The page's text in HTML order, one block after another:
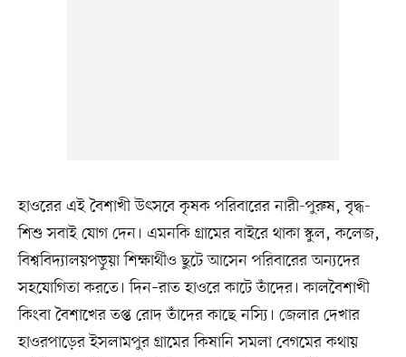
হাওরের এই বৈশাখী উৎসবে কৃষক পরিবারের নারী-পুরুষ, বৃদ্ধ-
শিশু সবাই যোগ দেন। এমনকি গ্রামের বাইরে থাকা স্কুল, কলেজ,
বিশ্ববিদ্যালয়পড়ুয়া শিক্ষার্থীও ছুটে আসেন পরিবারের অন্যদের
সহযোগিতা করতে। দিন–রাত হাওরে কাটে তাঁদের। কালবৈশাখী
কিংবা বৈশাখের তপ্ত রোদ তাঁদের কাছে নস্যি। জেলার দেখার
হাওরপাড়ের ইসলামপুর গ্রামের কিষানি সমলা বেগমের কথায়